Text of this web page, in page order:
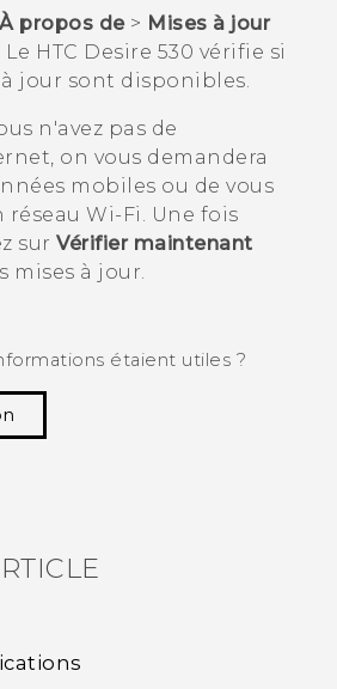
À propos de> Mises à jour
Le HTC Desire 530 vérifie si
à jour sont disponibles.
n'avez pas de
on vous demandera
mobiles ou de vous
réseau Wi‍-Fi
. Une fois
sur Vérifier maintenant
mises à jour.
étaient utiles ?